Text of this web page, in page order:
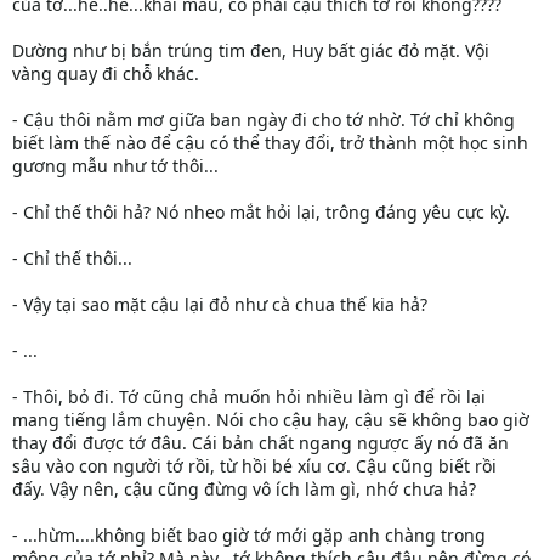
Dường như bị bắn trúng tim đen, Huy bất giác đỏ mặt. Vội
vàng quay đi chỗ khác.
- Cậu thôi nằm mơ giữa ban ngày đi cho tớ nhờ. Tớ chỉ không
biết làm thế nào để cậu có thể thay đổi, trở thành một học sinh
gương mẫu như tớ thôi...
- Chỉ thế thôi hả? Nó nheo mắt hỏi lại, trông đáng yêu cực kỳ.
- Chỉ thế thôi...
- Vậy tại sao mặt cậu lại đỏ như cà chua thế kia hả?
- ...
- Thôi, bỏ đi. Tớ cũng chả muốn hỏi nhiều làm gì để rồi lại
mang tiếng lắm chuyện. Nói cho cậu hay, cậu sẽ không bao giờ
thay đổi được tớ đâu. Cái bản chất ngang ngược ấy nó đã ăn
sâu vào con người tớ rồi, từ hồi bé xíu cơ. Cậu cũng biết rồi
đấy. Vậy nên, cậu cũng đừng vô ích làm gì, nhớ chưa hả?
- ...hừm....không biết bao giờ tớ mới gặp anh chàng trong